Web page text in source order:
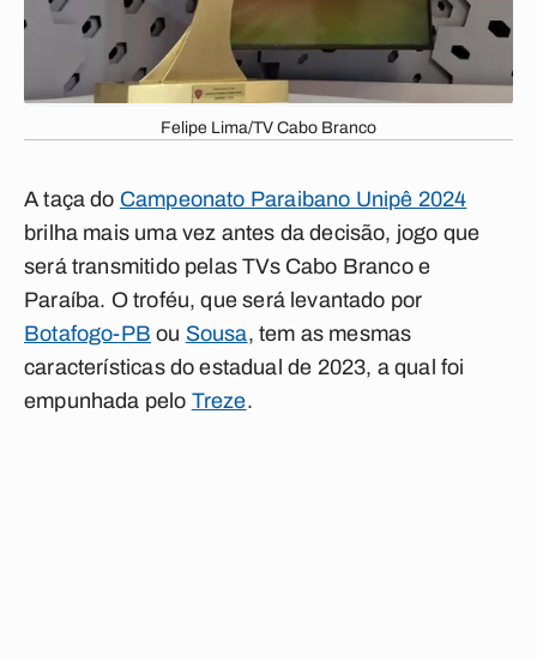
Felipe Lima/TV Cabo Branco
A taça do Campeonato Paraibano Unipê 2024
brilha mais uma vez antes da decisão, jogo que
será transmitido pelasTVs Cabo Branco e
Paraíba. O troféu, que será levantado por
Botafogo-PB ou Sousa, tem as mesmas
características do estadual de 2023, a qual foi
empunhada pelo Treze.